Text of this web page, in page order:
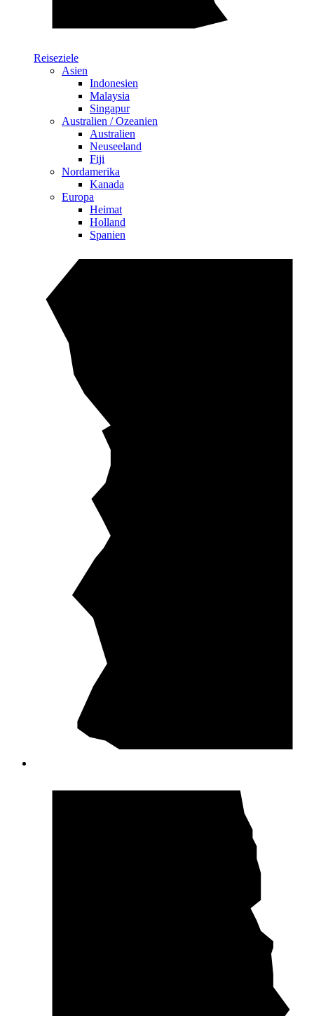
Reiseziele
Asien
Indonesien
Malaysia
Singapur
Australien / Ozeanien
Australien
Neuseeland
Fiji
Nordamerika
Kanada
Europa
Heimat
Holland
Spanien